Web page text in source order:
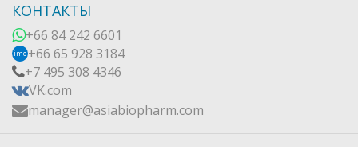
КОНТАКТЫ
+66 84 242 6601
imo +66 65 928 3184
+7 495 308 4346
VK.com
manager@asiabiopharm.com